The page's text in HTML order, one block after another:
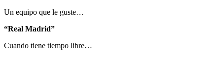
Un equipo que le guste…
“Real Madrid”
Cuando tiene tiempo libre…